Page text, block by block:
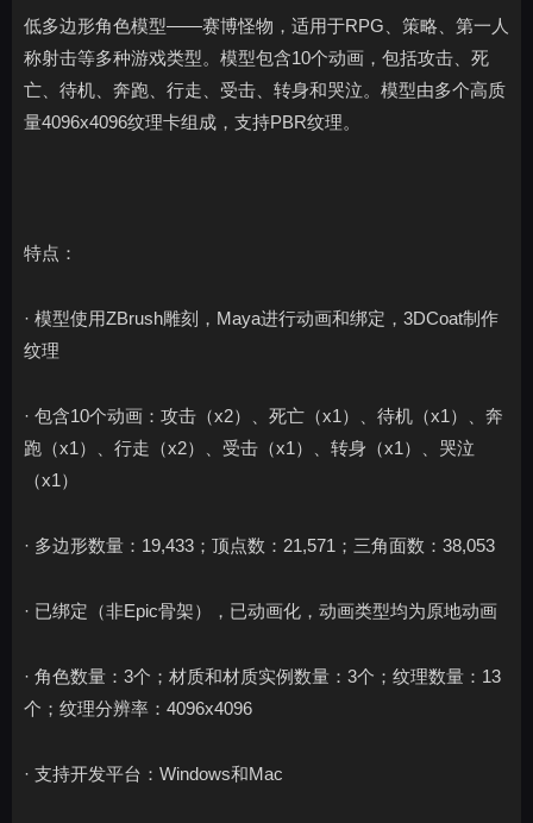
低多边形角色模型——赛博怪物，适用于RPG、策略、第一人
称射击等多种游戏类型。模型包含10个动画，包括攻击、死
亡、待机、奔跑、行走、受击、转身和哭泣。模型由多个高质
量4096x4096纹理卡组成，支持PBR纹理。
特点：
· 模型使用ZBrush雕刻，Maya进行动画和绑定，3DCoat制作
纹理
· 包含10个动画：攻击（x2）、死亡（x1）、待机（x1）、奔
跑（x1）、行走（x2）、受击（x1）、转身（x1）、哭泣
（x1）
· 多边形数量：19,433；顶点数：21,571；三角面数：38,053
· 已绑定（非Epic骨架），已动画化，动画类型均为原地动画
· 角色数量：3个；材质和材质实例数量：3个；纹理数量：13
个；纹理分辨率：4096x4096
· 支持开发平台：Windows和Mac